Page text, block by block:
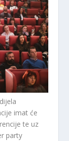
imat će
te uz
party